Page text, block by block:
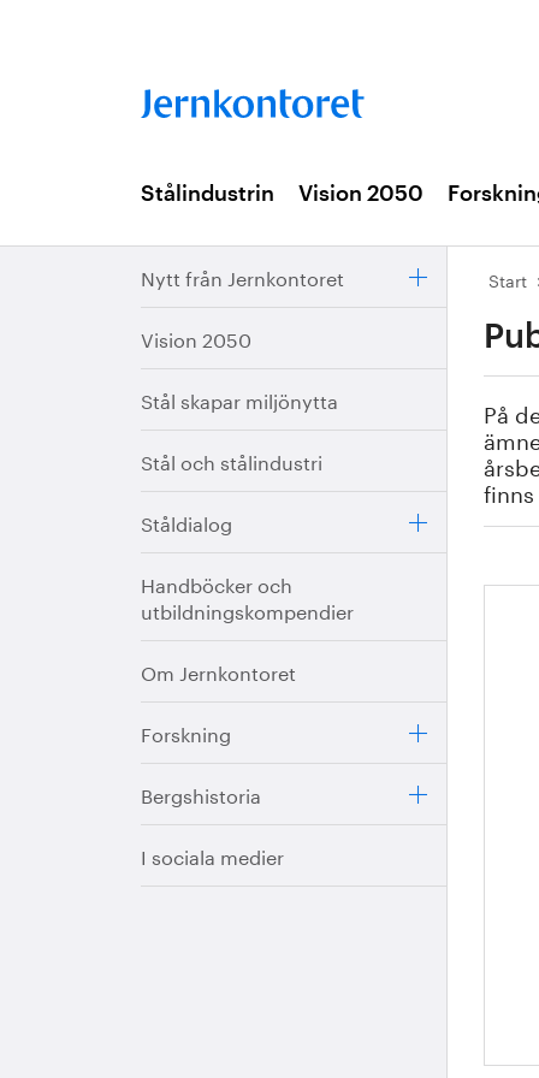
Stålindustrin Vision 2050
Nytt från Jernkontoret
Vision 2050
Stål skapar miljönytta
Stål och stålindustri
Ståldialog
Handböcker och
utbildningskompendier
Om Jernkontoret
Forskning
Bergshistoria
I sociala medier
Start
På